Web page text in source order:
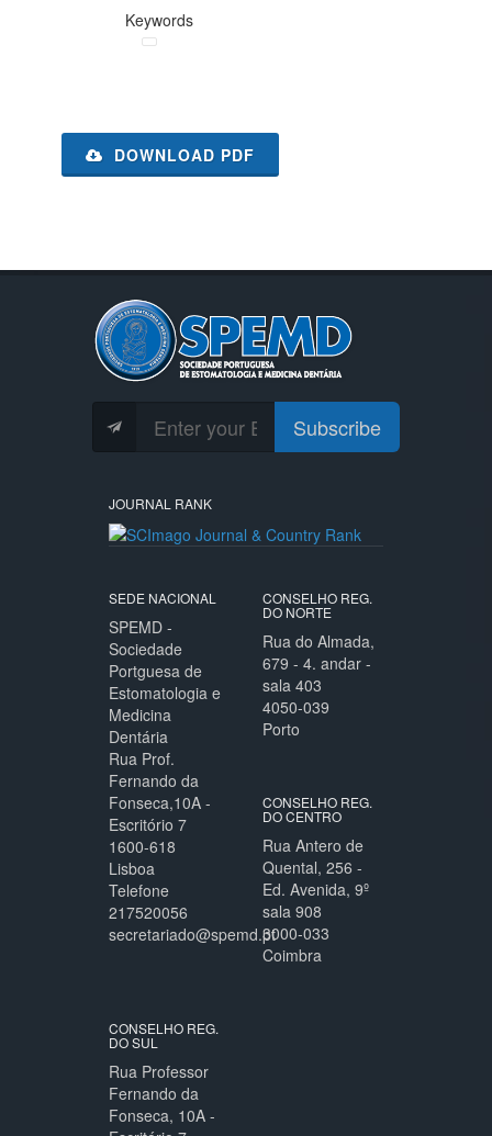
Keywords
DOWNLOAD PDF
Subscribe
JOURNAL RANK
SEDE NACIONAL
SPEMD -
Sociedade
Portguesa de
Estomatologia e
Medicina
Dentária
Rua Prof.
Fernando da
Fonseca,10A -
Escritório 7
1600-618
Lisboa
Telefone
217520056
secretariado@spemd.pt
CONSELHO REG.
DO NORTE
Rua do Almada,
679 - 4. andar -
sala 403
4050-039
Porto
CONSELHO REG.
DO CENTRO
Rua Antero de
Quental, 256 -
Ed. Avenida, 9º
sala 908
3000-033
Coimbra
CONSELHO REG.
DO SUL
Rua Professor
Fernando da
Fonseca, 10A -